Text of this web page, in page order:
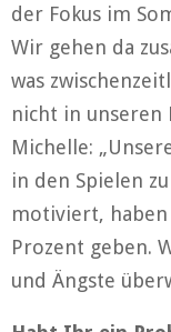
der Fokus im
Wir gehen da
was
nicht in unseren
Michelle:
in den Spielen
motiviert,
Prozent geben.
und Ängste